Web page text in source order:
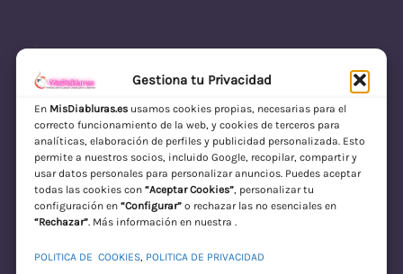
Gestiona tu Privacidad
En MisDiabluras.esusamos cookies propias, necesarias para el
correcto funcionamiento de la web, y cookies de terceros para
analíticas, elaboración de perfiles y publicidad personalizada. Esto
permite a nuestros socios, incluido Google, recopilar, compartir y
usar datos personales para personalizar anuncios. Puedes aceptar
todas las cookies con “Aceptar Cookies”, personalizar tu
configuración en “Configurar”o rechazar las no esenciales en
“Rechazar”. Más información en nuestra .
POLITICA DE COOKIES, POLITICA DE PRIVACIDAD
MisDiabluras | Sexshop Online con Envío
Discreto en España
Acceder